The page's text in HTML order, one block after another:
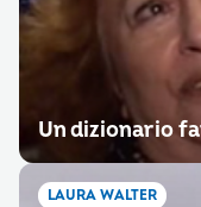
Un dizionario
LAURA WALTER